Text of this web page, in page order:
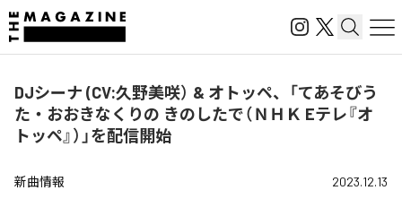
DJシーナ (CV:久野美咲） & オトッペ、「てあそびう
た・おおきなくりの きのしたで（ＮＨＫ Eテレ『オ
トッペ』）」を配信開始
新曲情報 2023.12.13